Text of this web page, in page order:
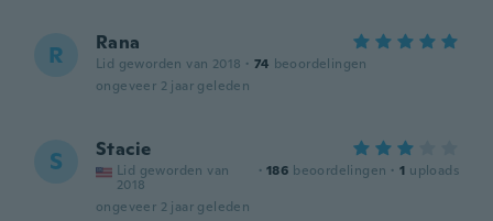
R Rana
Lid geworden van 2018 · 74 beoordelingen
ongeveer 2 jaar geleden
S Stacie
Lid geworden van
2018
· 186 beoordelingen · 1 uploads
ongeveer 2 jaar geleden